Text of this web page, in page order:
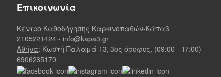
Επικοινωνία
Κέντρο Καθοδήγησης Καρκινοπαθών-Κάπα3
2105221424 - info@kapa3.gr
Αθήνα: Κωστή Παλαμά 13, 3ος όροφος, (09:00 - 17:00)
6906265170